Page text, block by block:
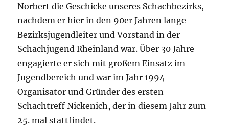
Norbert die Geschicke unseres Schachbezirks,
nachdem er hier in den 90er Jahren lange
Bezirksjugendleiter und Vorstand in der
Schachjugend Rheinland war. Über 30 Jahre
engagierte er sich mit großem Einsatz im
Jugendbereich und war im Jahr 1994
Organisator und Gründer des ersten
Schachtreff Nickenich, der in diesem Jahr zum
25. mal stattfindet.